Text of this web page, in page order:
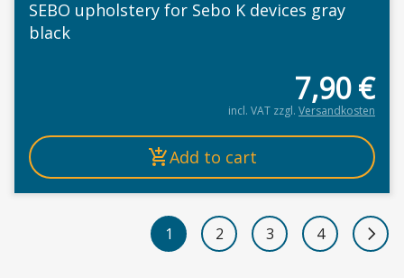
SEBO upholstery for Sebo K devices gray
black
7,90€
incl. VAT zzgl. Versandkosten
Add to cart
1 2 3 4 Next